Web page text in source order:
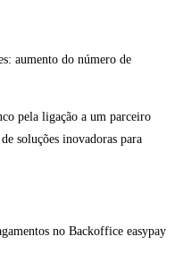
aumento do número de
pela ligação a um parceiro
soluções inovadoras para
no Backoffice easypay